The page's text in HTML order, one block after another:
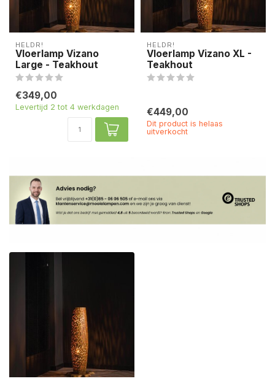
HELDR!
Vloerlamp Vizano
Large - Teakhout
€349,00
Levertijd 2 tot 4 werkdagen
HELDR!
Vloerlamp Vizano XL -
Teakhout
€449,00
Dit product is helaas
uitverkocht